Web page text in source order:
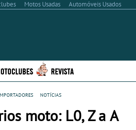
Motos Usadas Automóveis Usados
REVISTA
notícias
moto: L0, Z a A